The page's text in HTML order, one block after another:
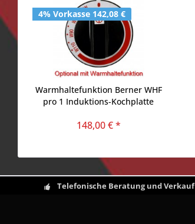
4% Vorkasse 142,08 €
Warmhaltefunktion Berner WHF
pro 1 Induktions-Kochplatte
148,00 € *
Telefonische Beratung und Verkauf